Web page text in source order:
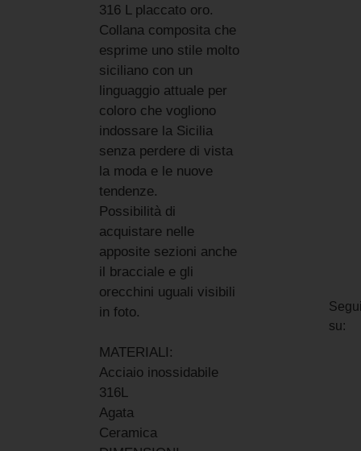
316 L placcato oro.
Collana composita che
esprime uno stile molto
siciliano con un
linguaggio attuale per
coloro che vogliono
indossare la Sicilia
senza perdere di vista
la moda e le nuove
tendenze.
Possibilità di
acquistare nelle
apposite sezioni anche
il bracciale e gli
orecchini uguali visibili
in foto.
MATERIALI:
Acciaio inossidabile
316L
Agata
Ceramica
su: